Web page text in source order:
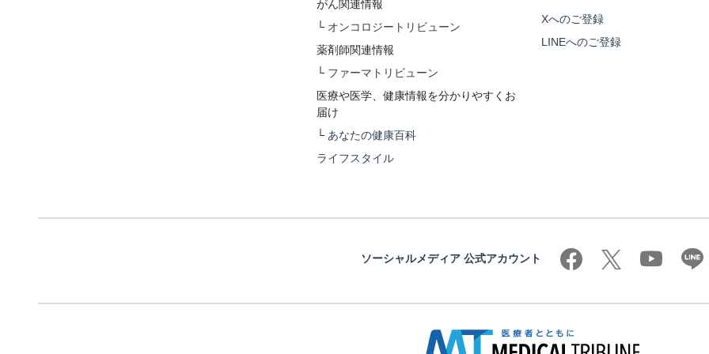
がん関連情報
└ オンコロジートリビューン
薬剤師関連情報
└ ファーマトリビューン
医療や医学、健康情報を分かりやすくお
届け
└ あなたの健康百科
ライフスタイル
Xへのご登録
LINEへのご登録
ソーシャルメディア 公式アカウント